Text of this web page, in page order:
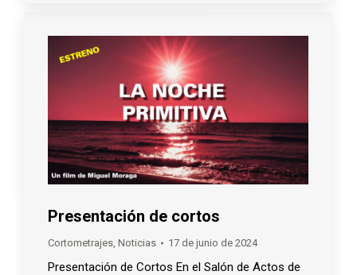
Presentación de cortos
Cortometrajes Noticias 17 de junio de 2024
Presentación de Cortos En el Salón de Actos de